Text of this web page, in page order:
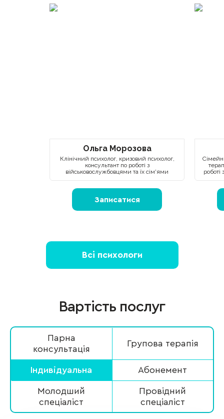
Ольга Морозова
Клінічний психолог, кризовий психолог,
консультант по роботі з
військовослужбовцями та їх сім'ями
Записатися
Всі психологи
Вартість послуг
Парна
консультація
Групова терапія
Індивідуальна Абонемент
Молодший
спеціаліст
Провідний
спеціаліст